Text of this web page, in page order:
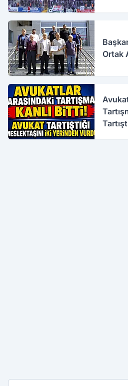
Ortak